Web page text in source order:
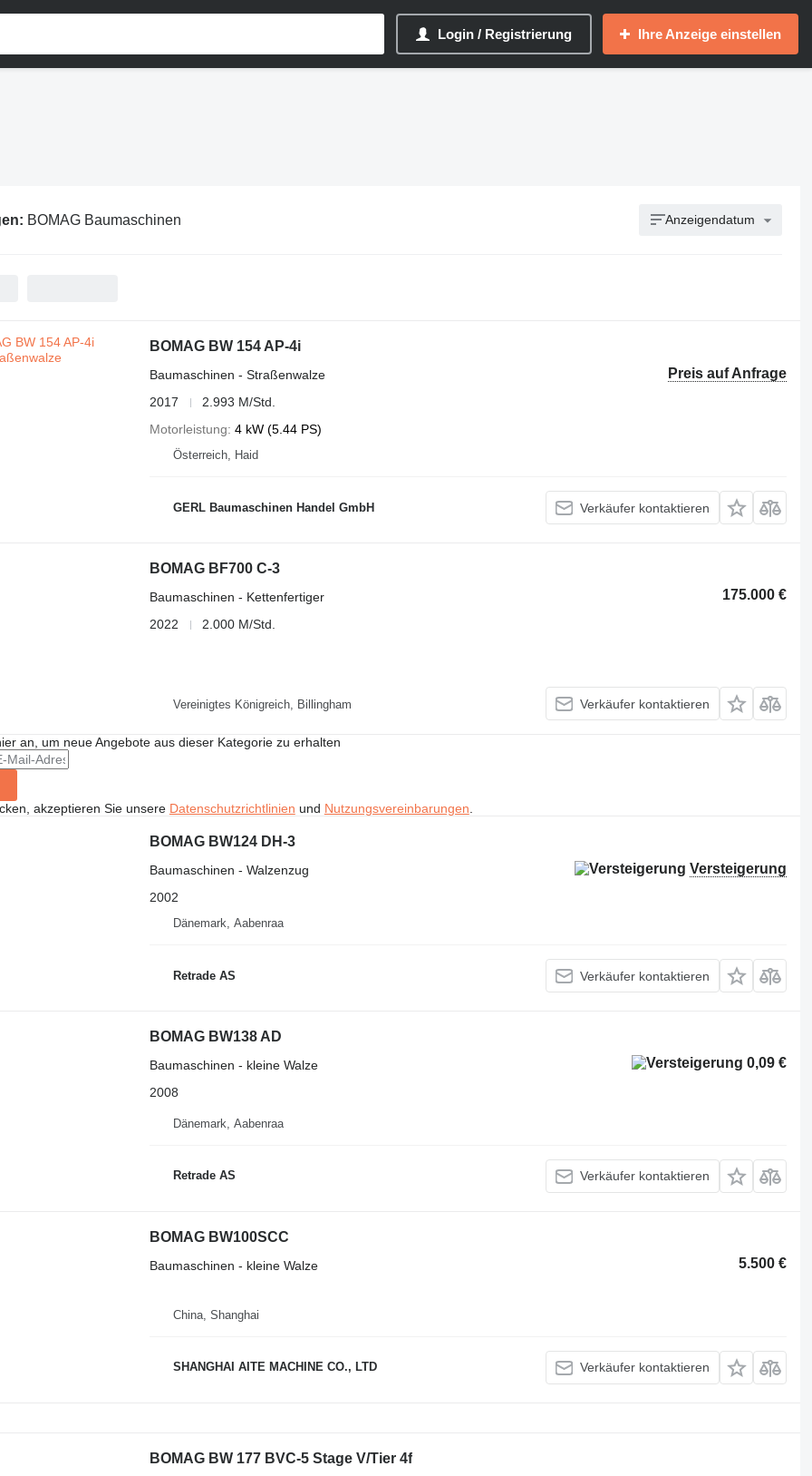
Login / Registrierung Ihre Anzeige einstellen
BOMAG Baumaschinen Anzeigendatum
BOMAG BW 154 AP-4i
Preis auf Anfrage
Baumaschinen - Straßenwalze
2017
2.993 M/Std.
Motorleistung 4 kW (5.44 PS)
Österreich, Haid
GERL Baumaschinen Handel GmbH Verkäufer kontaktieren
BOMAG BF700 C-3
175.000 €
Baumaschinen - Kettenfertiger
2022
2.000 M/Std.
Vereinigtes Königreich, Billingham Verkäufer kontaktieren
an, um neue Angebote aus dieser Kategorie zu erhalten
akzeptieren Sie unsere Datenschutzrichtlinien und Nutzungsvereinbarungen
BOMAG BW124 DH-3
Versteigerung
Baumaschinen - Walzenzug
2002
Dänemark, Aabenraa
Retrade AS Verkäufer kontaktieren
BOMAG BW138 AD
0,09 €
Baumaschinen - kleine Walze
2008
Dänemark, Aabenraa
Retrade AS Verkäufer kontaktieren
BOMAG BW100SCC
5.500 €
Baumaschinen - kleine Walze
China, Shanghai
SHANGHAI AITE MACHINE CO., LTD Verkäufer kontaktieren
BOMAG BW 177 BVC-5 Stage V/Tier 4f